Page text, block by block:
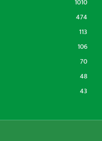
1010
474
113
106
70
48
43